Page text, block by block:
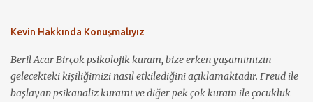
Kevin Hakkında Konuşmalıyız
Beril Acar Birçok psikolojik kuram, bize erken yaşamımızın
gelecekteki kişiliğimizi nasıl etkilediğini açıklamaktadır. Freud ile
başlayan psikanaliz kuramı ve diğer pek çok kuram ile çocukluk